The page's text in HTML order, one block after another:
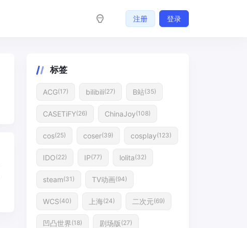
注册 登录
标签
ACG(17) bilibili(27) B站(35)
CASETiFY(26) ChinaJoy(108)
cos(25) coser(39) cosplay(123)
IDO(22) IP(77) lolita(32)
steam(31) TV动画(94)
WCS(40) 上海(24) 二次元(69)
凹凸世界(18) 剧场版(27)